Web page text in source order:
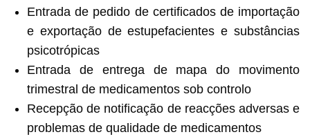
Entrada de pedido de certificados de importação
e exportação de estupefacientes e substâncias
psicotrópicas
Entrada de entrega de mapa do movimento
trimestral de medicamentos sob controlo
Recepção de notificação de reacções adversas e
problemas de qualidade de medicamentos